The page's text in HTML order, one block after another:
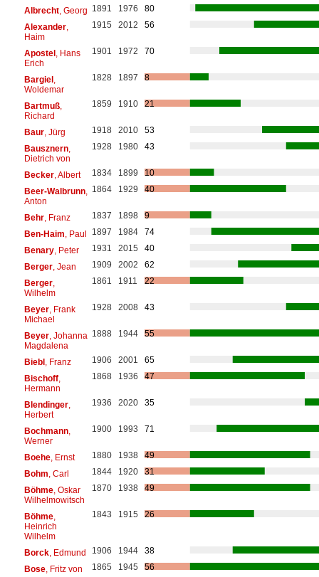
Albrecht, Georg 1891 1976
80
Alexander,
Haim
1915 2012 56
Apostel, Hans
Erich
1901 1972 70
Bargiel,
Woldemar
1828 1897 8
Bartmuß,
Richard
1859 1910 21
Baur, Jürg 1918 2010
53
Bausznern,
Dietrich von
1928 1980 43
Becker, Albert 1834 1899
10
Beer-Walbrunn,
Anton
1864 1929 40
Behr, Franz 1837 1898
9
Ben-Haim , Paul 1897 1984
74
Benary, Peter 1931 2015
40
Berger, Jean 1909 2002
62
Berger,
Wilhelm
1861 1911 22
Beyer, Frank
Michael
1928 2008 43
Beyer, Johanna
Magdalena
1888 1944 55
Biebl, Franz 1906 2001
65
Bischoff,
Hermann
1868 1936 47
Blendinger,
Herbert
1936 2020 35
Bochmann,
Werner
1900 1993 71
Boehe, Ernst 1880 1938
49
Bohm , Carl 1844 1920
31
Böhme, Oskar
Wilhelmowitsch
1870 1938 49
Böhme,
Heinrich
Wilhelm
1843 1915 26
Borck, Edmund 1906 1944
38
Bose, Fritz von 1865 1945
56